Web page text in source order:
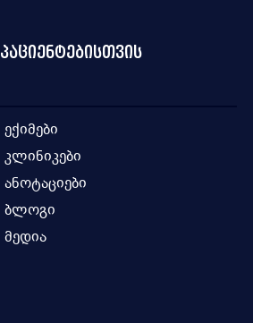
პაციენტებისთვის
ექიმები
კლინიკები
ანოტაციები
ბლოგი
მედია